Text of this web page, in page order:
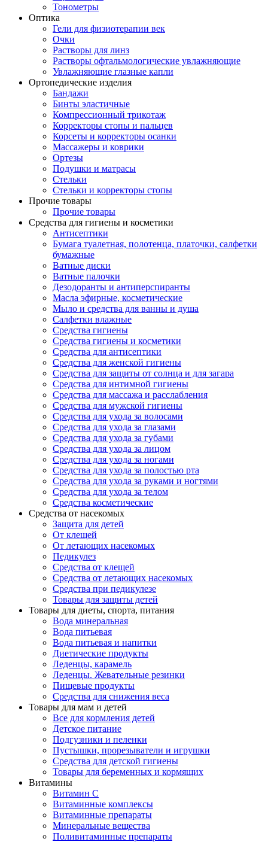
Тонометры
Оптика
Гели для физиотерапии век
Очки
Растворы для линз
Растворы офтальмологические увлажняющие
Увлажняющие глазные капли
Ортопедические изделия
Бандажи
Бинты эластичные
Компрессионный трикотаж
Корректоры стопы и пальцев
Корсеты и корректоры осанки
Массажеры и коврики
Ортезы
Подушки и матрасы
Стельки
Стельки и корректоры стопы
Прочие товары
Прочие товары
Средства для гигиены и косметики
Антисептики
Бумага туалетная, полотенца, платочки, салфетки
бумажные
Ватные диски
Ватные палочки
Дезодоранты и антиперспиранты
Масла эфирные, косметические
Мыло и средства для ванны и душа
Салфетки влажные
Средства гигиены
Средства гигиены и косметики
Средства для антисептики
Средства для женской гигиены
Средства для защиты от солнца и для загара
Средства для интимной гигиены
Средства для массажа и расслабления
Средства для мужской гигиены
Средства для ухода за волосами
Средства для ухода за глазами
Средства для ухода за губами
Средства для ухода за лицом
Средства для ухода за ногами
Средства для ухода за полостью рта
Средства для ухода за руками и ногтями
Средства для ухода за телом
Средства косметические
Средства от насекомых
Защита для детей
От клещей
От летающих насекомых
Педикулез
Средства от клещей
Средства от летающих насекомых
Средства при педикулезе
Товары для защиты детей
Товары для диеты, спорта, питания
Вода минеральная
Вода питьевая
Вода питьевая и напитки
Диетические продукты
Леденцы, карамель
Леденцы. Жевательные резинки
Пищевые продукты
Средства для снижения веса
Товары для мам и детей
Все для кормления детей
Детское питание
Подгузники и пеленки
Пустышки, прорезыватели и игрушки
Средства для детской гигиены
Товары для беременных и кормящих
Витамины
Витамин С
Витаминные комплексы
Витаминные препараты
Минеральные вещества
Поливитаминные препараты